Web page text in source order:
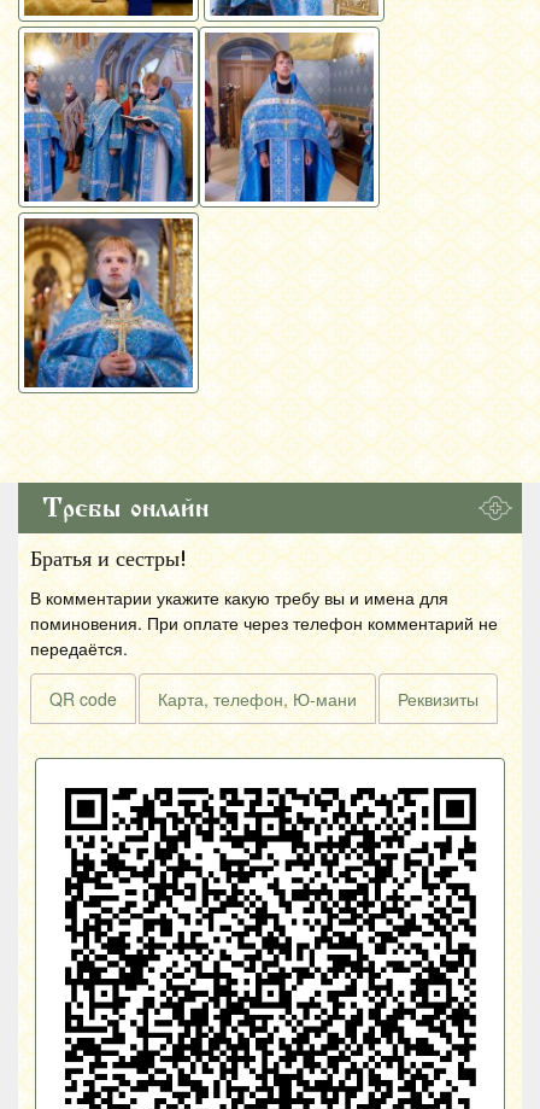
Требы онлайн
Братья и сестры!
В комментарии укажите какую требу вы и имена для
поминовения. При оплате через телефон комментарий не
передаётся.
QR code Карта, телефон, Ю-мани Реквизиты